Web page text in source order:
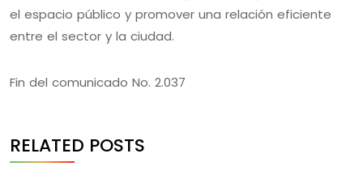
el espacio público y promover una relación eficiente
entre el sector y la ciudad.
Fin del comunicado No. 2.037
RELATED POSTS